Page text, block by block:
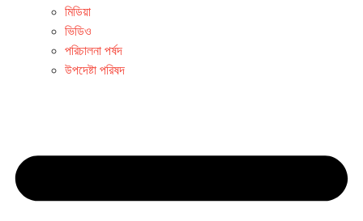
মিডিয়া
ভিডিও
পরিচালনা পর্ষদ
উপদেষ্টা পরিষদ